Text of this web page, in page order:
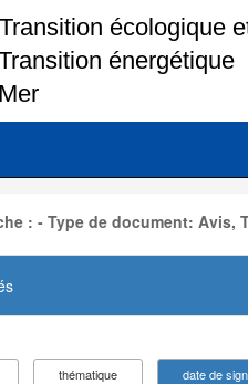
: - Type de document:
thématique
date de